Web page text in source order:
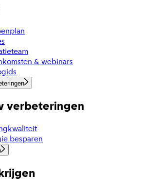
& webinars
verbeteringen
besparen